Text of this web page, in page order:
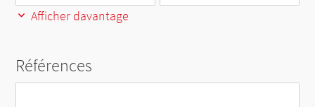
Afficher davantage
Références